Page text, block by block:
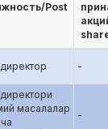
Post
-
масалалар
-